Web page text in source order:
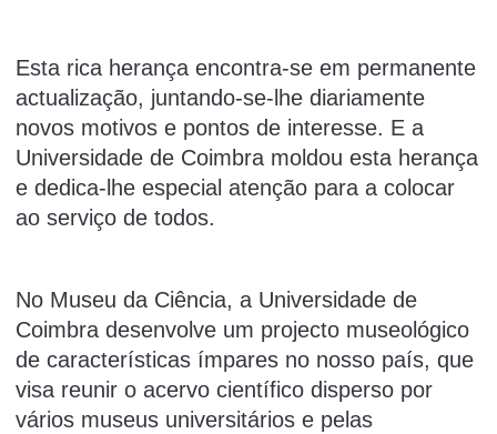
Esta rica herança encontra-se em permanente
actualização, juntando-se-lhe diariamente
novos motivos e pontos de interesse. E a
Universidade de Coimbra moldou esta herança
e dedica-lhe especial atenção para a colocar
ao serviço de todos.
No Museu da Ciência, a Universidade de
Coimbra desenvolve um projecto museológico
de características ímpares no nosso país, que
visa reunir o acervo científico disperso por
vários museus universitários e pelas